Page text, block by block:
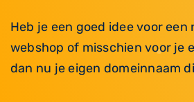
Heb je een goed idee voor een
webshop of misschien voor je
dan nu je eigen domeinnaam